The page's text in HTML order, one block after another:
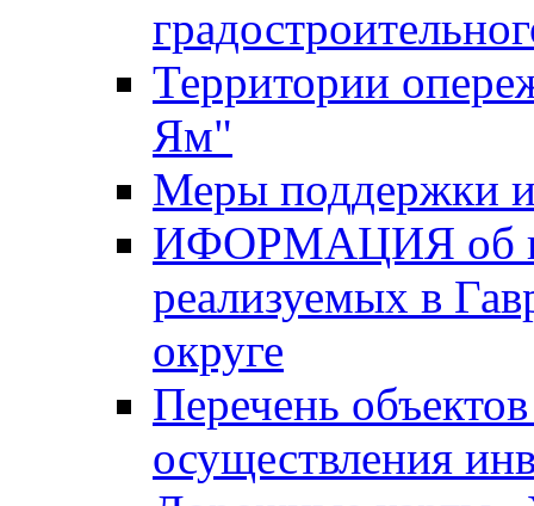
Территории
Ям"
Меры поддержки
ИФОРМАЦИЯ об
реализуемых в
округе
Перечень
осуществления